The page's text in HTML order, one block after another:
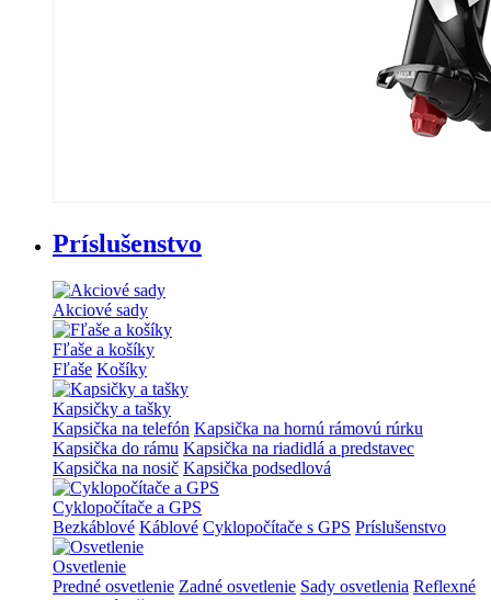
Príslušenstvo
Akciové sady
Fľaše a košíky
Fľaše Košíky
Kapsičky a tašky
Kapsička na telefón Kapsička na hornú rámovú rúrku
Kapsička do rámu Kapsička na riadidlá a predstavec
Kapsička na nosič Kapsička podsedlová
Cyklopočítače a GPS
Bezkáblové Káblové Cyklopočítače s GPS Príslušenstvo
Osvetlenie
Predné osvetlenie Zadné osvetlenie Sady osvetlenia Reflexné